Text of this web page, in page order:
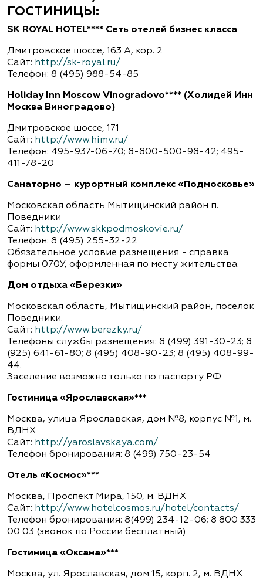
ГОСТИНИЦЫ:
SK ROYAL HOTEL**** Сеть отелей бизнес класса
Дмитровское шоссе, 163 А, кор. 2
Сайт: http://sk-royal.ru/
Телефон: 8 (495) 988-54-85
Holiday Inn Moscow Vinogradovo**** (Холидей Инн
Москва Виноградово)
Дмитровское шоссе, 171
Сайт: http://www.himv.ru/
Телефон: 495-937-06-70; 8-800-500-98-42; 495-
411-78-20
Санаторно – курортный комплекс «Подмосковье»
Московская область Мытищинский район п.
Поведники
Сайт: http://www.skkpodmoskovie.ru/
Телефон: 8 (495) 255-32-22
Обязательное условие размещения - справка
формы 070У, оформленная по месту жительства
Дом отдыха «Березки»
Московская область, Мытищинский район, поселок
Поведники.
Сайт: http://www.berezky.ru/
Телефоны службы размещения: 8 (499) 391-30-23; 8
(925) 641-61-80; 8 (495) 408-90-23; 8 (495) 408-99-
44.
Заселение возможно только по паспорту РФ
Гостиница «Ярославская»***
Москва, улица Ярославская, дом №8, корпус №1, м.
ВДНХ
Сайт: http://yaroslavskaya.com/
Телефон бронирования: 8 (499) 750-23-54
Отель «Космос»***
Москва, Проспект Мира, 150, м. ВДНХ
Сайт: http://www.hotelcosmos.ru/hotel/contacts/
Телефон бронирования: 8(499) 234-12-06; 8 800 333
00 03 (звонок по России бесплатный)
Гостиница «Оксана»***
Москва, ул. Ярославская, дом 15, корп. 2, м. ВДНХ